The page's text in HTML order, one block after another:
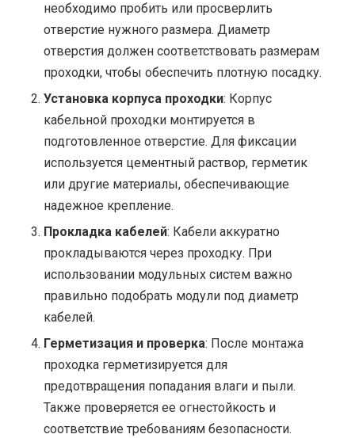
необходимо пробить или просверлить
отверстие нужного размера. Диаметр
отверстия должен соответствовать размерам
проходки, чтобы обеспечить плотную посадку.
Установка корпуса проходки: Корпус
кабельной проходки монтируется в
подготовленное отверстие. Для фиксации
используется цементный раствор, герметик
или другие материалы, обеспечивающие
надежное крепление.
Прокладка кабелей: Кабели аккуратно
прокладываются через проходку. При
использовании модульных систем важно
правильно подобрать модули под диаметр
кабелей.
Герметизация и проверка: После монтажа
проходка герметизируется для
предотвращения попадания влаги и пыли.
Также проверяется ее огнестойкость и
соответствие требованиям безопасности.